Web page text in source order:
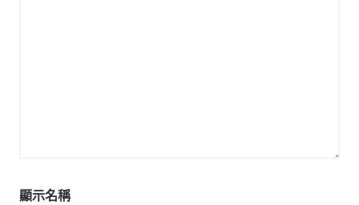
顯示名稱